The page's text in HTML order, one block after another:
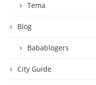
Tema
Blog
Babablogers
City Guide